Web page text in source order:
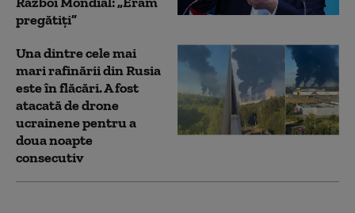
pregătiți”
Una dintre cele mai
mari rafinării din Rusia
este în flăcări. A fost
atacată de drone
ucrainene pentru a
doua noapte
consecutiv